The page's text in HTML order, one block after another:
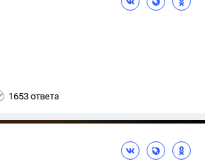
1653 ответа